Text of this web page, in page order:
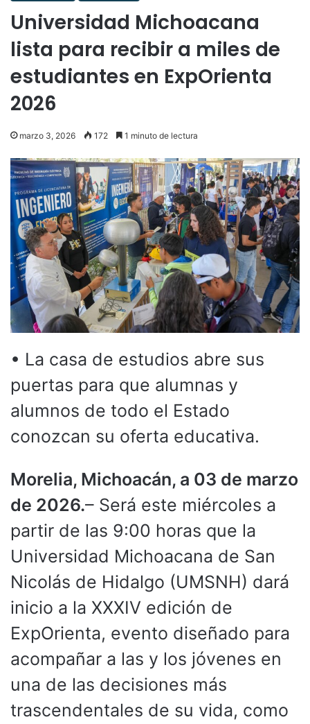
Universidad Michoacana
lista para recibir a miles de
estudiantes en ExpOrienta
2026
marzo 3, 2026 172 1 minuto de lectura
• La casa de estudios abre sus
puertas para que alumnas y
alumnos de todo el Estado
conozcan su oferta educativa.
Morelia, Michoacán, a 03 de marzo
de 2026.– Será este miércoles a
partir de las 9:00 horas que la
Universidad Michoacana de San
Nicolás de Hidalgo (UMSNH) dará
inicio a la XXXIV edición de
ExpOrienta, evento diseñado para
acompañar a las y los jóvenes en
una de las decisiones más
trascendentales de su vida, como